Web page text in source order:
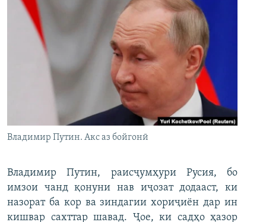
Владимир Путин. Акс аз бойгонӣ
Владимир Путин, раисҷумҳури Русия, бо
имзои чанд қонуни нав иҷозат додааст, ки
назорат ба кор ва зиндагии хориҷиён дар ин
кишвар сахттар шавад. Ҷое, ки садҳо ҳазор